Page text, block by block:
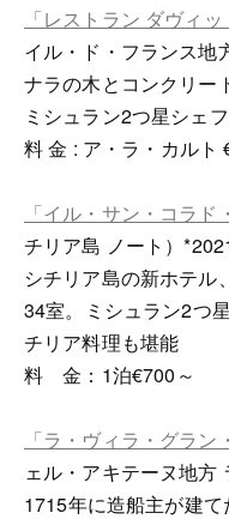
「レストラン ダヴィ
イル・ド・フランス地
ナラの木とコンクリー
ミシュラン2つ星シェ
料 金 : ア・ラ・カルト
「イル・サン・コラド
チリア島 ノート）
シチリア島の新ホテル
34室。ミシュラン2つ
チリア料理も堪能
料 金：1泊€700～
「ラ・ヴィラ・グラン
ェル・アキテーヌ地方
1715年に造船主が建